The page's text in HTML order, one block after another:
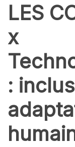
LES
x
: